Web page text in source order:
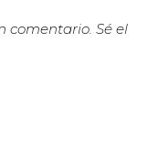
comentario. Sé el